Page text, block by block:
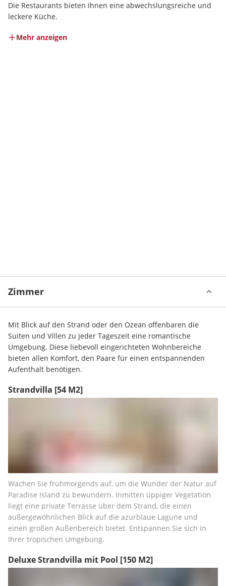
Die Restaurants bieten Ihnen eine abwechslungsreiche und
leckere Küche.
Mehr anzeigen
Zimmer
Mit Blick auf den Strand oder den Ozean offenbaren die
Suiten und Villen zu jeder Tageszeit eine romantische
Umgebung. Diese liebevoll eingerichteten Wohnbereiche
bieten allen Komfort, den Paare für einen entspannenden
Aufenthalt benötigen.
Strandvilla [54 M2]
Wachen Sie frühmorgends auf, um die Wunder der Natur auf
Paradise Island zu bewundern. Inmitten üppiger Vegetation
liegt eine private Terrasse über dem Strand, die einen
außergewöhnlichen Blick auf die azurblaue Lagune und
einen großen Außenbereich bietet. Entspannen Sie sich in
Ihrer tropischen Umgebung.
Deluxe Strandvilla mit Pool [150 M2]